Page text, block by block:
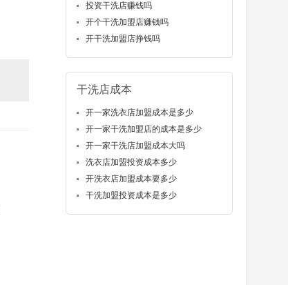
投资干洗店赚钱吗
开个干洗加盟店赚钱吗
开干洗加盟店挣钱吗
干洗店成本
开一家洗衣店加盟成本是多少
开一家干洗加盟店的成本是多少
开一家干洗店加盟成本大吗
洗衣店加盟投资成本多少
开洗衣店加盟成本要多少
干洗加盟投资成本是多少